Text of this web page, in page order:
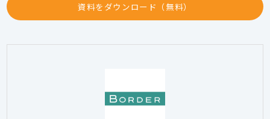
資料をダウンロード（無料）